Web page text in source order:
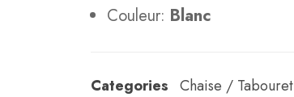
Couleur: Blanc
Categories Chaise / Tabouret